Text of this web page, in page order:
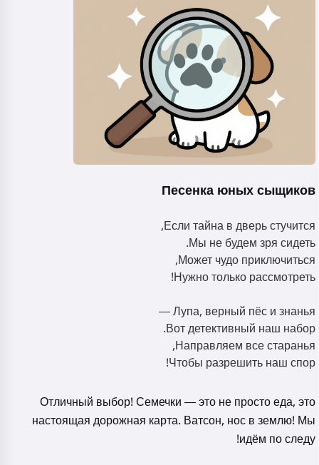
Песенка юных сыщиков
Если тайна в дверь стучится,
Мы не будем зря сидеть.
Может чудо приключиться,
Нужно только рассмотреть!
Лупа, верный пёс и знанья —
Вот детективный наш набор.
Направляем все старанья,
Чтобы разрешить наш спор!
Отличный выбор! Семечки — это не просто еда, это
настоящая дорожная карта. Ватсон, нос в землю! Мы
идём по следу!